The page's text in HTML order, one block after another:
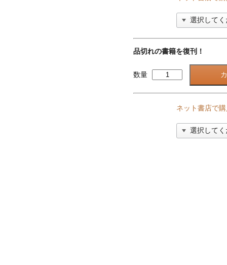
品切れの書籍を復刊！
数量
ネット書店で